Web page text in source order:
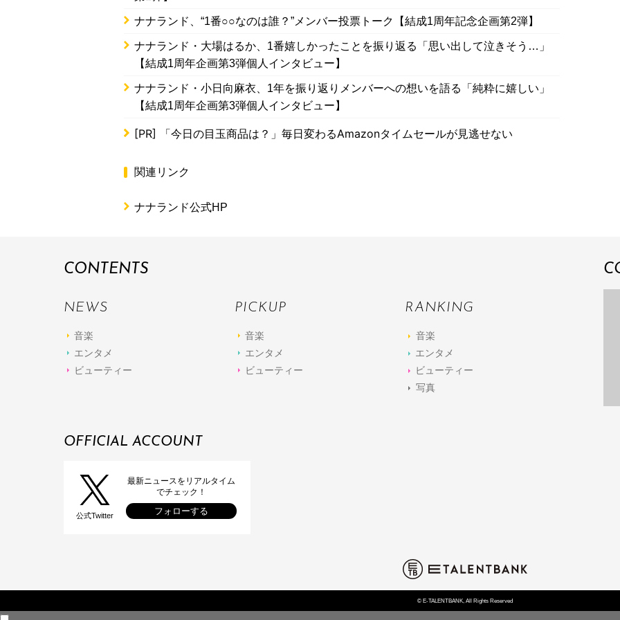
ナナランド、“1番○○なのは誰？”メンバー投票トーク【結成1周年記念企画第2弾】
ナナランド・大場はるか、1番嬉しかったことを振り返る「思い出して泣きそう…」
【結成1周年企画第3弾個人インタビュー】
ナナランド・小日向麻衣、1年を振り返りメンバーへの想いを語る「純粋に嬉しい」
【結成1周年企画第3弾個人インタビュー】
[PR] 「今日の目玉商品は？」毎日変わるAmazonタイムセールが見逃せない
関連リンク
ナナランド公式HP
CONTENTS
NEWS
音楽
エンタメ
ビューティー
PICKUP
音楽
エンタメ
ビューティー
RANKING
音楽
エンタメ
ビューティー
写真
OFFICIAL ACCOUNT
公式Twitter
最新ニュースをリアルタイム
でチェック！
フォローする
© E-TALENTBANK, All Rights Reserved